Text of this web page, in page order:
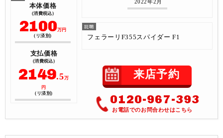
本体価格
(消費税込)
2100万円
(リ済別)
支払価格
(消費税込)
2149.5万
円
(リ済別)
2022年2月
フェラーリF355スパイダー F1
来店予約
0120-967-393
お電話でのお問合わせはこちら